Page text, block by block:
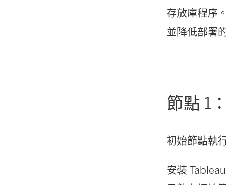
存放庫程序
並降低部署
節點 1
初始節點執
安裝